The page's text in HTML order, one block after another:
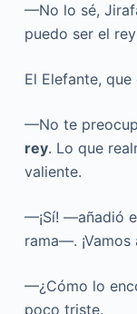
—No lo sé,
puedo ser el
El Elefante,
—No te
rey. Lo que
valiente.
—¡Sí! —añadió
rama—. ¡Vamos
—¿Cómo lo
poco triste.